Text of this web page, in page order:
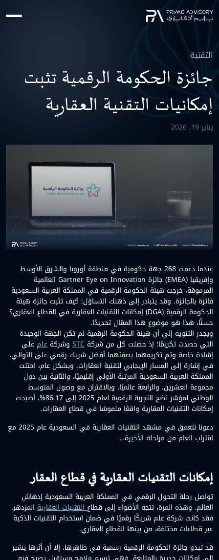
Skip
content
التقنية
جائزة الحكومة الرقمية تثبت
إمكانيات التقنية العقارية
يناير 19, 2026
عندما دعمت 268 جهة حكومية في منطقة أوروبا والشرق الأوسط
وإفريقيا (EMEA) جائزة Gartner Eye on Innovation العالمية
المرموقة، خرجت هيئة الحكومة الرقمية في المملكة العربية السعودية
فائزة بالجائزة. وقد يتبادر إلى ذهنك التساؤل: كيف تثبت جائزة هيئة
الحكومة الرقمية (DGA) إمكانات التقنيات العقارية في القطاع العقاري؟
حسنًا، هذا هو موضوع هذا المقال تحديدًا.
ويجدر التنويه إلى أن هيئة الحكومة الرقمية لم تكن الجهة الوحيدة
التي حصدت تكريمًا؛ إذ حصلت كل من شركة STC وشركة علم على
إشادة خاصة وتم تكريمهما بصفتهما أفضل شريك رقمي على التوالي،
في إشارة إلى المسار الإيجابي لتقنية العقارات. وبشكل عام، احتلت
المملكة العربية السعودية المرتبة الأولى إقليميًا، والثانية بين دول
مجموعة العشرين، والرابعة عالميًا. وبالاقتران مع وصول المتوسط
الوطني لمؤشر نضج التجربة الرقمية لعام 2025 إلى 86.17%، أصبحت
إمكانات التقنيات العقارية واقعًا ملموسًا في قطاع العقارات.
دعونا نتعمق في مشهد التقنيات العقارية في السعودية عام 2025 مع
اقتراب العام من مراحله الأخيرة…
إمكانات التقنيات العقارية في قطاع العقار
تواصل رحلة التحول الرقمي في المملكة العربية السعودية إدهاش
العالم. وهذه المرة، تتجه الأضواء إلى قطاعالتقنيات العقارية المزدهر.
فقد كانت شركة علم شريكًا رقميًا في ضمان استخدام التقنيات الذكية
عبر قطاعات مختلفة، من بينها القطاع العقاري.
قد تبدو جائزة الحكومة الرقمية رسمية في ظاهرها، إلا أن أثرها يشير